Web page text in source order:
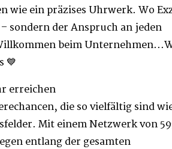
wie ein präzises Uhrwerk. Wo
sondern der Anspruch an jeden
beim
💙
erreichen
die so vielfältig sind
Mit einem Netzwerk von
entlang der gesamten